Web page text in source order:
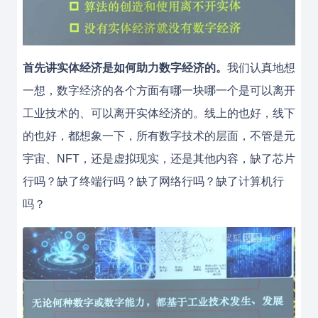
首先讲实体经济是如何助力数字经济的。 我们认真地想
一想，数字经济的各个方面有哪一块哪一个是可以离开
工业技术的、可以离开实体经济的。线上的也好，线下
的也好，都想象一下，所有数字技术的层面，不管是元
宇宙、NFT，还是虚拟现实，还是其他内容，缺了芯片
行吗？缺了终端行吗？缺了网络行吗？缺了计算机行
吗？